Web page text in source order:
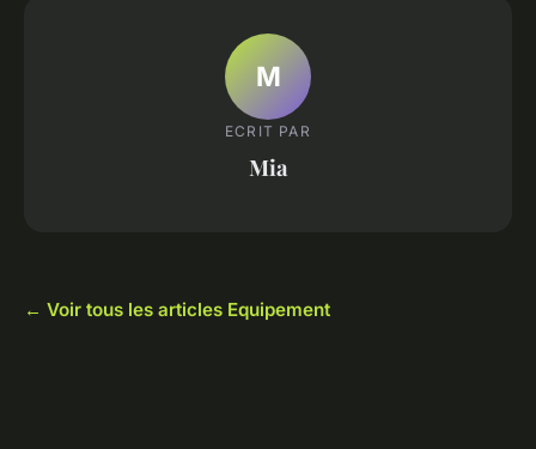
M
ECRIT PAR
Mia
← Voir tous les articles Equipement